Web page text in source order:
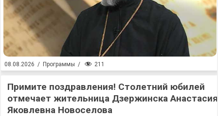
08.08.2026 / Программы / 211
Примите поздравления! Столетний юбилей
отмечает жительница Дзержинска Анастасия
Яковлевна Новоселова